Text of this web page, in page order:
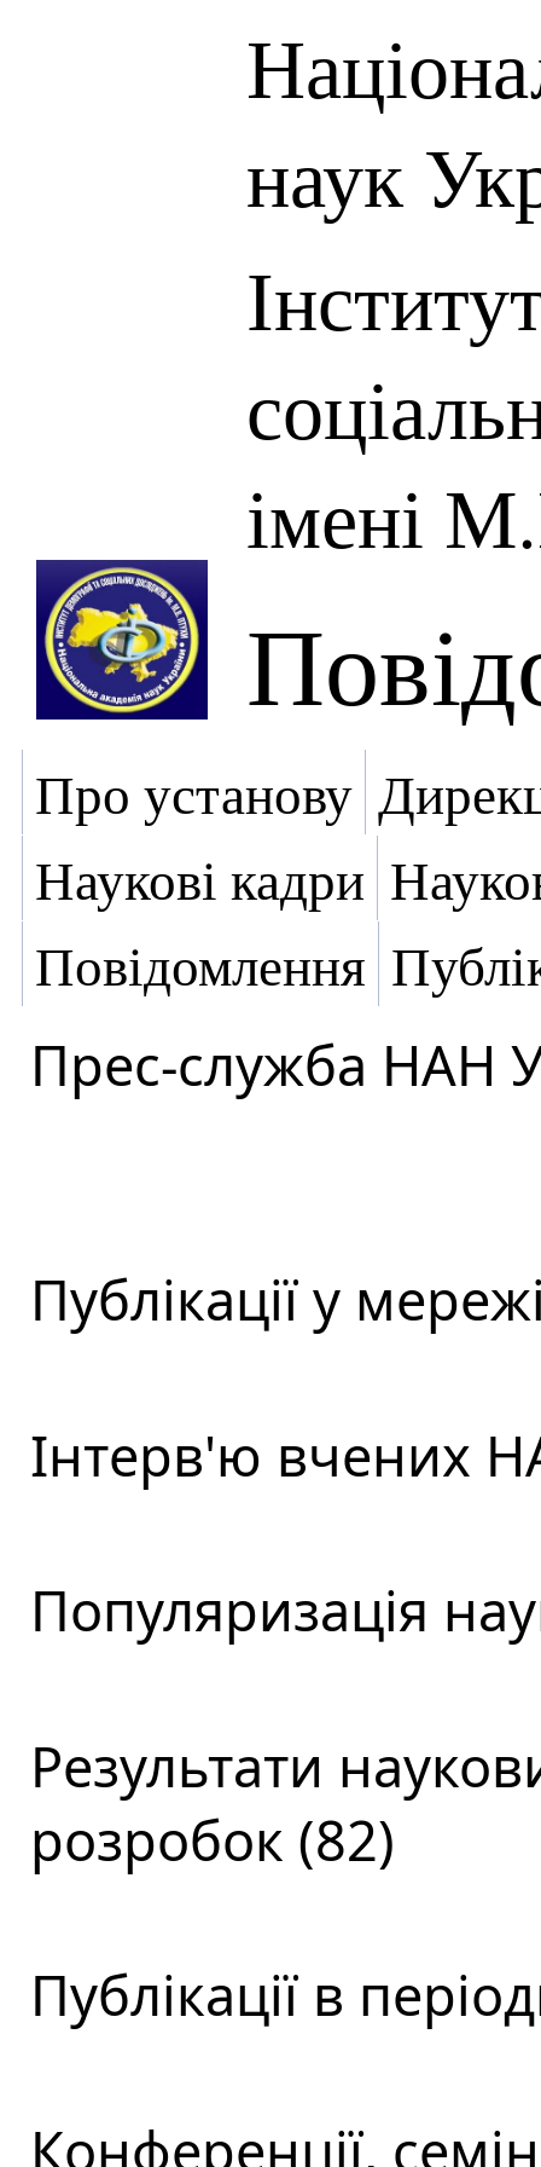
наук
імені
Про установу
Наукові кадри
Повідомлення
Прес-служба НАН
Публікації у
Інтерв'ю вчених
Популяризація
Результати
розробок (82)
Публікації в
Конференції,